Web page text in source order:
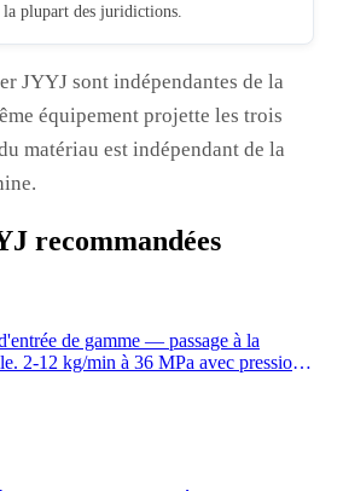
plupart des juridictions.
JYYJ sont indépendantes de la
équipement projette les trois
matériau est indépendant de la
recommandées
de gamme — passage à la
2-12 kg/min à 36 MPa avec pression
de refroidissement par air